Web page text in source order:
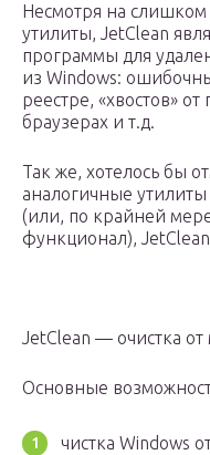
Несмотря на слишком
утилиты, JetClean
программы для
из Windows:
реестре, «хвостов»
браузерах и т.д.
Так же, хотелось бы
аналогичные
(или, по крайней
функционал),
JetClean — очистка от
Основные
чистка Windows